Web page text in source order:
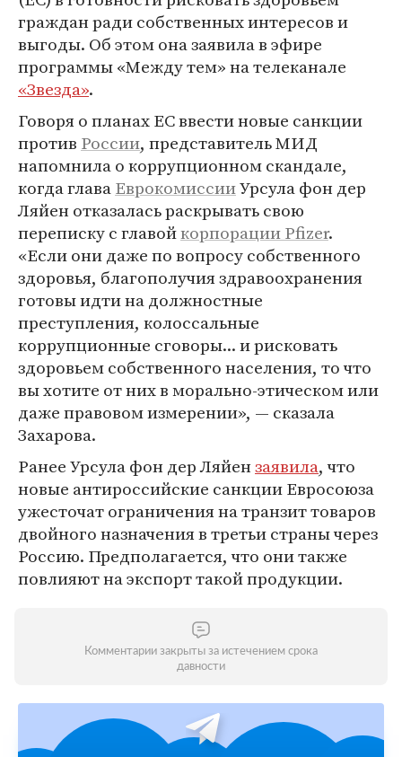
граждан ради собственных интересов и
выгоды. Об этом она заявила в эфире
программы «Между тем» на телеканале
«Звезда».
Говоря о планах ЕС ввести новые санкции
против России, представитель МИД
напомнила о коррупционном скандале,
когда главаЕврокомиссииУрсула фон дер
Ляйен отказалась раскрывать свою
переписку с главойкорпорации Pfizer.
«Если они даже по вопросу собственного
здоровья, благополучия здравоохранения
готовы идти на должностные
преступления, колоссальные
коррупционные сговоры... и рисковать
здоровьем собственного населения, то что
вы хотите от них в морально-этическом или
даже правовом измерении», — сказала
Захарова.
Ранее Урсула фон дер Ляйензаявила, что
новые антироссийские санкции Евросоюза
ужесточат ограничения на транзит товаров
двойного назначения в третьи страны через
Россию. Предполагается, что они также
повлияют на экспорт такой продукции.
Комментарии закрыты за истечением срока
давности